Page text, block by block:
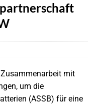
mit
um die
(ASSB) für eine